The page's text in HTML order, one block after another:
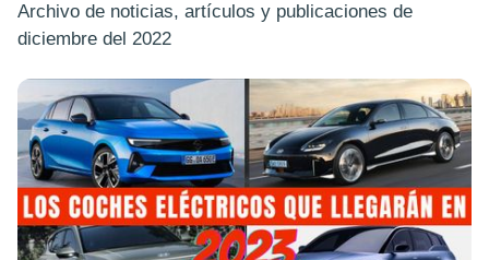
Archivo de noticias, artículos y publicaciones de
diciembre del 2022